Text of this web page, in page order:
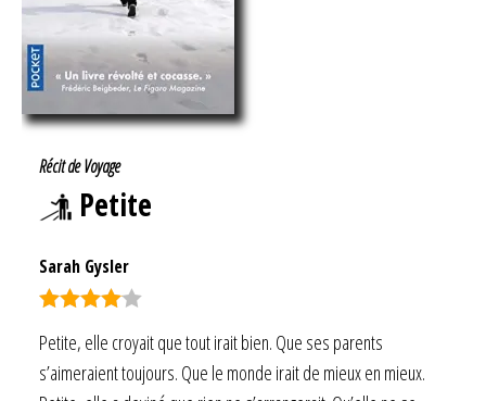
Récit de Voyage
Petite
Sarah Gysler
sur 5
Petite, elle croyait que tout irait bien. Que ses parents
s’aimeraient toujours. Que le monde irait de mieux en mieux.